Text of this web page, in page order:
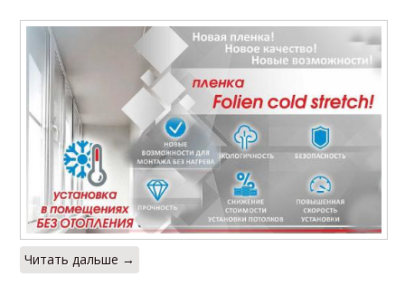
Читать дальше →